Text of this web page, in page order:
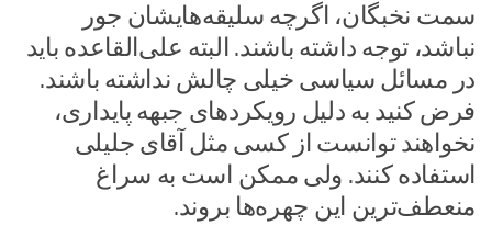
سمت نخبگان، اگرچه سلیقه‌هایشان جور
نباشد، توجه داشته باشند. البته علی‌القاعده باید
در مسائل سیاسی خیلی چالش نداشته باشند.
فرض کنید به دلیل رویکردهای جبهه پایداری،
نخواهند توانست از کسی مثل آقای جلیلی
استفاده کنند. ولی ممکن است به سراغ
منعطف‌ترین این چهره‌ها بروند.